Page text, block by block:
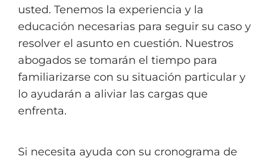
usted. Tenemos la experiencia y la
educación necesarias para seguir su caso y
resolver el asunto en cuestión. Nuestros
abogados se tomarán el tiempo para
familiarizarse con su situación particular y
lo ayudarán a aliviar las cargas que
enfrenta.
Si necesita ayuda con su cronograma de